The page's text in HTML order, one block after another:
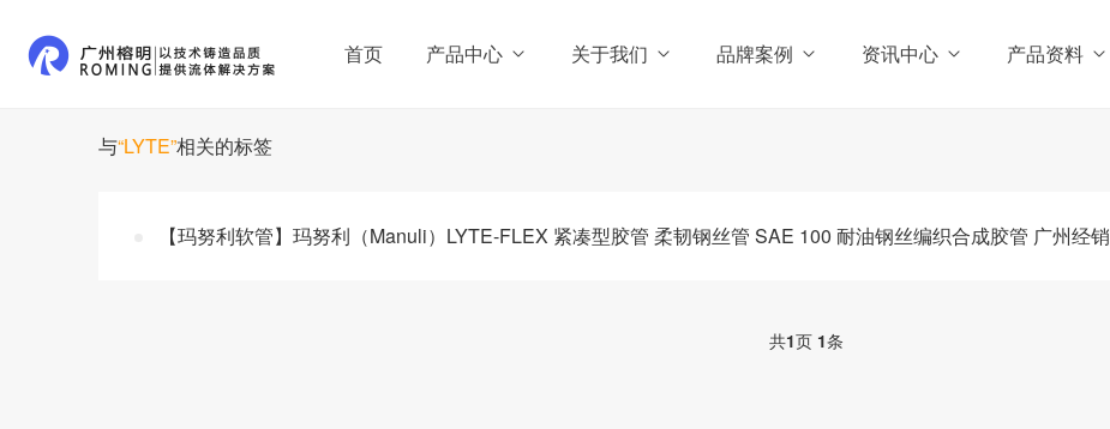
首页 产品中心 关于我们 品牌案例 资讯中心 产品资料
与“LYTE”相关的标签
【玛努利软管】玛努利（Manuli）LYTE-FLEX 紧凑型胶管 柔韧钢丝管 SAE 100 耐油钢丝编织合成胶管 广州经销
共1页 1条